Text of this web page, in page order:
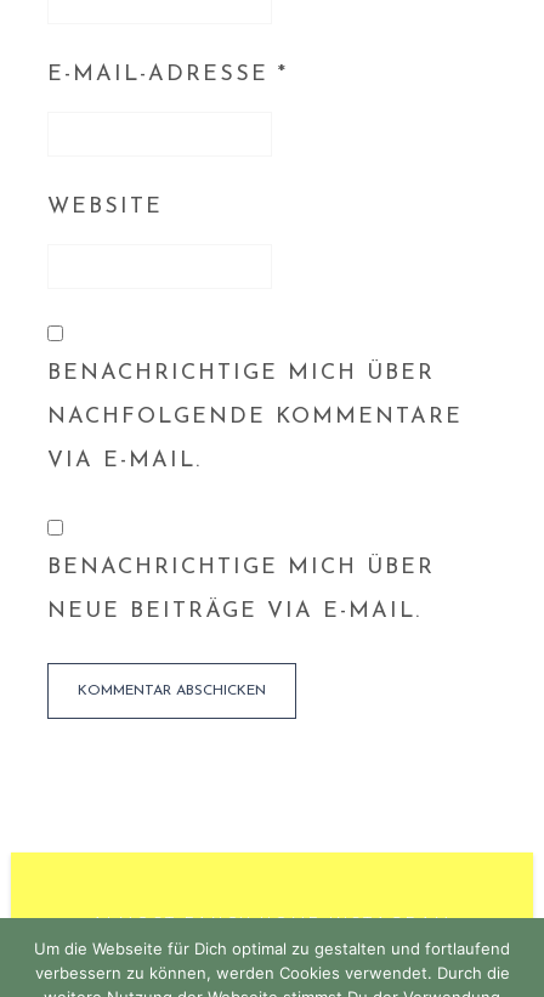
E-MAIL-ADRESSE *
WEBSITE
BENACHRICHTIGE MICH ÜBER
NACHFOLGENDE KOMMENTARE
VIA E-MAIL.
BENACHRICHTIGE MICH ÜBER
NEUE BEITRÄGE VIA E-MAIL.
ALMOST FANCY HOME INSTAGRAM
Um die Webseite für Dich optimal zu gestalten und fortlaufend
verbessern zu können, werden Cookies verwendet. Durch die